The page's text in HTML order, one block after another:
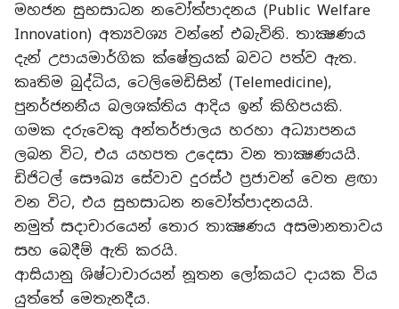
මහජන සුභසාධන නවෝත්පාදනය (Public Welfare
Innovation) අත්‍යවශ්‍ය වන්නේ එබැවිනි. තාක්‍ෂණය
දැන් උපායමාර්ගික ක්ෂේත්‍රයක් බවට පත්ව ඇත.
කෘතිම බුද්ධිය, ටෙලිමෙඩිසින් (Telemedicine),
පුනර්ජනනීය බලශක්තිය ආදිය ඉන් කිහිපයකි.
ගමක දරුවෙකු අන්තර්ජාලය හරහා අධ්‍යාපනය
ලබන විට, එය යහපත උදෙසා වන තාක්‍ෂණයයි.
ඩිජිටල් සෞඛ්‍ය සේවාව දුරස්ථ ප්‍රජාවන් වෙත ළඟා
වන විට, එය සුභසාධන නවෝත්පාදනයයි.
නමුත් සදාචාරයෙන් තොර තාක්‍ෂණය අසමානතාවය
සහ බෙදීම් ඇති කරයි.
ආසියානු ශිෂ්ටාචාරයන් නූතන ලෝකයට දායක විය
යුත්තේ මෙතැනදීය.